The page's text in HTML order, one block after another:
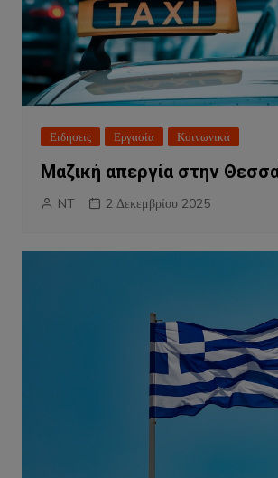
Ειδήσεις Εργασία Κοινωνικά
Μαζική απεργία στην
NT 2 Δεκεμβρίου 2025